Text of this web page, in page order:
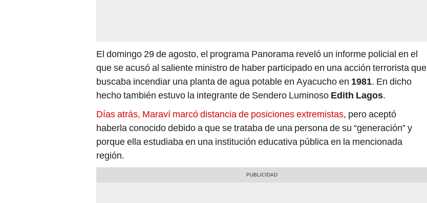
El domingo 29 de agosto, el programa Panorama reveló un informe policial en el
que se acusó al saliente ministro de haber participado en una acción terrorista que
buscaba incendiar una planta de agua potable en Ayacucho en 1981. En dicho
hecho también estuvo la integrante de Sendero Luminoso Edith Lagos.
Días atrás, Maraví marcó distancia de posiciones extremistas, pero aceptó
haberla conocido debido a que se trataba de una persona de su “generación” y
porque ella estudiaba en una institución educativa pública en la mencionada
región.